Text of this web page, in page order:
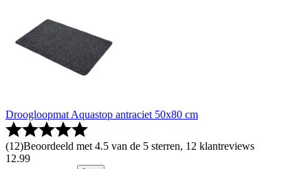
Droogloopmat Aquastop antraciet 50x80 cm
(12)Beoordeeld met 4.5 van de 5 sterren, 12 klantreviews
12.99